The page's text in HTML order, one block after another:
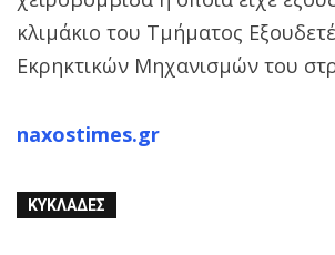
κλιμάκιο του Τμήματος
Εκρηκτικών Μηχανισμών του
naxostimes.gr
ΚΥΚΛΆΔΕΣ